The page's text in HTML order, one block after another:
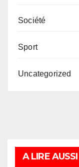
Société
Sport
Uncategorized
A LIRE AUSSI